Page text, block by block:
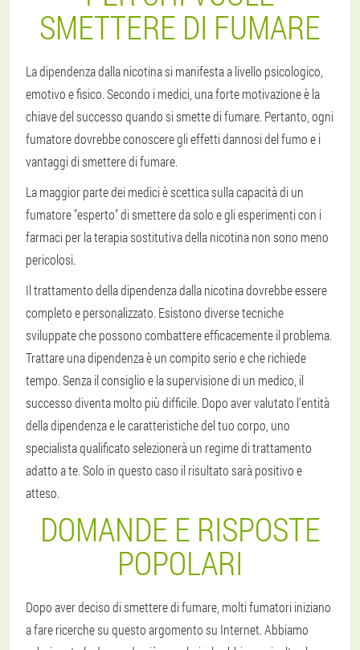
SMETTERE DI FUMARE
La dipendenza dalla nicotina si manifesta a livello psicologico,
emotivo e fisico. Secondo i medici, una forte motivazione è la
chiave del successo quando si smette di fumare. Pertanto, ogni
fumatore dovrebbe conoscere gli effetti dannosi del fumo e i
vantaggi di smettere di fumare.
La maggior parte dei medici è scettica sulla capacità di un
fumatore "esperto" di smettere da solo e gli esperimenti con i
farmaci per la terapia sostitutiva della nicotina non sono meno
pericolosi.
Il trattamento della dipendenza dalla nicotina dovrebbe essere
completo e personalizzato. Esistono diverse tecniche
sviluppate che possono combattere efficacemente il problema.
Trattare una dipendenza è un compito serio e che richiede
tempo. Senza il consiglio e la supervisione di un medico, il
successo diventa molto più difficile. Dopo aver valutato l'entità
della dipendenza e le caratteristiche del tuo corpo, uno
specialista qualificato selezionerà un regime di trattamento
adatto a te. Solo in questo caso il risultato sarà positivo e
atteso.
DOMANDE E RISPOSTE
POPOLARI
Dopo aver deciso di smettere di fumare, molti fumatori iniziano
a fare ricerche su questo argomento su Internet. Abbiamo